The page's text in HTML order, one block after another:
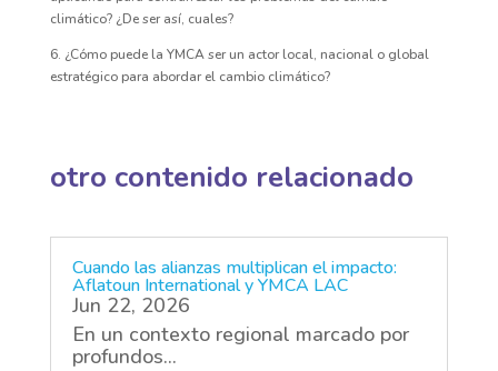
climático? ¿De ser así, cuales?
6. ¿Cómo puede la YMCA ser un actor local, nacional o global
estratégico para abordar el cambio climático?
otro contenido relacionado
Cuando las alianzas multiplican el impacto:
Aflatoun International y YMCA LAC
Jun 22, 2026
En un contexto regional marcado por
profundos...